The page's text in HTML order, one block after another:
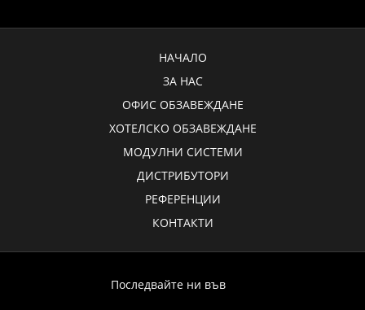
НАЧАЛО
ЗА НАС
ОФИС ОБЗАВЕЖДАНЕ
ХОТЕЛСКО ОБЗАВЕЖДАНЕ
МОДУЛНИ СИСТЕМИ
ДИСТРИБУТОРИ
РЕФЕРЕНЦИИ
КОНТАКТИ
Последвайте ни във